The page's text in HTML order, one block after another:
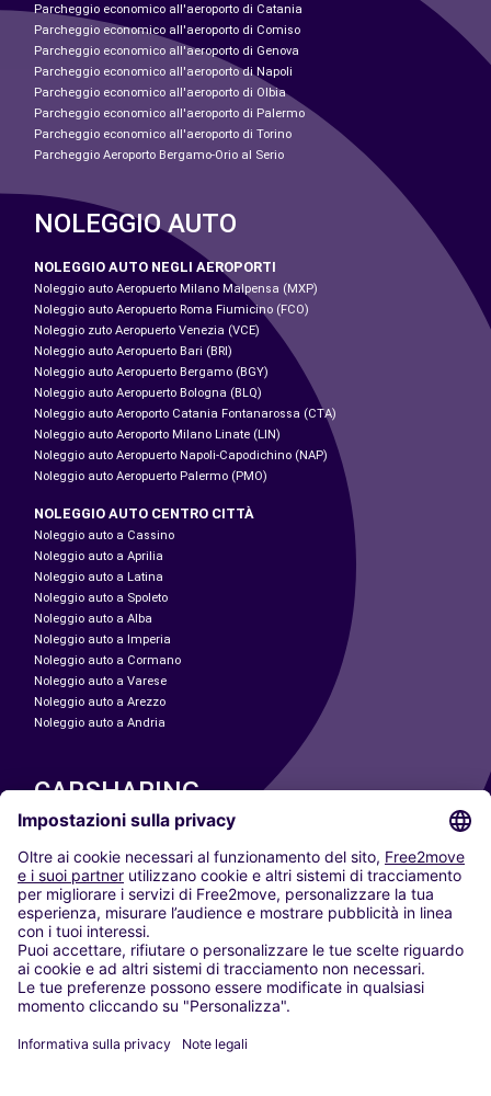
Parcheggio economico all'aeroporto di Catania
Parcheggio economico all'aeroporto di Comiso
Parcheggio economico all'aeroporto di Genova
Parcheggio economico all'aeroporto di Napoli
Parcheggio economico all'aeroporto di Olbia
Parcheggio economico all'aeroporto di Palermo
Parcheggio economico all'aeroporto di Torino
Parcheggio Aeroporto Bergamo-Orio al Serio
NOLEGGIO AUTO
NOLEGGIO AUTO NEGLI AEROPORTI
Noleggio auto Aeropuerto Milano Malpensa (MXP)
Noleggio auto Aeropuerto Roma Fiumicino (FCO)
Noleggio zuto Aeropuerto Venezia (VCE)
Noleggio auto Aeropuerto Bari (BRI)
Noleggio auto Aeropuerto Bergamo (BGY)
Noleggio auto Aeropuerto Bologna (BLQ)
Noleggio auto Aeroporto Catania Fontanarossa (CTA)
Noleggio auto Aeroporto Milano Linate (LIN)
Noleggio auto Aeropuerto Napoli-Capodichino (NAP)
Noleggio auto Aeropuerto Palermo (PMO)
NOLEGGIO AUTO CENTRO CITTÀ
Noleggio auto a Cassino
Noleggio auto a Aprilia
Noleggio auto a Latina
Noleggio auto a Spoleto
Noleggio auto a Alba
Noleggio auto a Imperia
Noleggio auto a Cormano
Noleggio auto a Varese
Noleggio auto a Arezzo
Noleggio auto a Andria
CARSHARING
LE NOSTRE CITTÀ
Paris
Madrid
Washington DC
Milano
Roma
Torino
Vienna
Berlino
Düsseldorf